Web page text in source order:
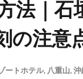
法｜石
の注意
ートホテル, 八重山, 沖